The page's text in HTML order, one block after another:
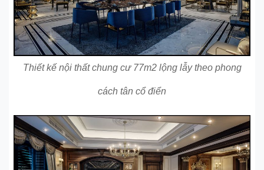
Thiết kế nội thất chung cư 77m2 lộng lẫy theo phong
cách tân cổ điển